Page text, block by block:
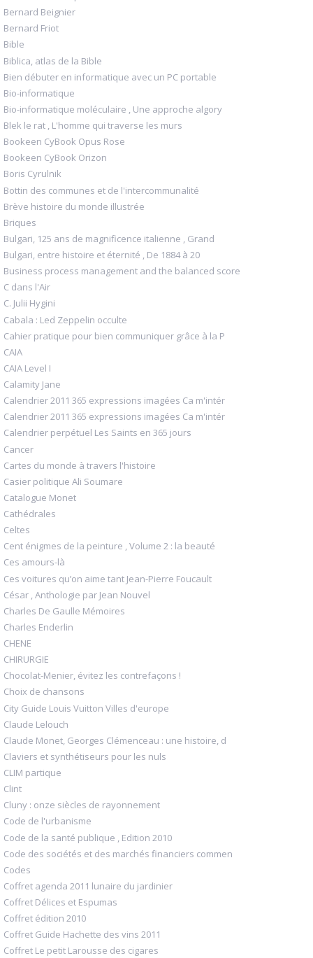
Bernard Beignier
Bernard Friot
Bible
Biblica, atlas de la Bible
Bien débuter en informatique avec un PC portable
Bio-informatique
Bio-informatique moléculaire , Une approche algory
Blek le rat , L'homme qui traverse les murs
Bookeen CyBook Opus Rose
Bookeen CyBook Orizon
Boris Cyrulnik
Bottin des communes et de l'intercommunalité
Brève histoire du monde illustrée
Briques
Bulgari, 125 ans de magnificence italienne , Grand
Bulgari, entre histoire et éternité , De 1884 à 20
Business process management and the balanced score
C dans l'Air
C. Julii Hygini
Cabala : Led Zeppelin occulte
Cahier pratique pour bien communiquer grâce à la P
CAIA
CAIA Level I
Calamity Jane
Calendrier 2011 365 expressions imagées Ca m'intér
Calendrier 2011 365 expressions imagées Ca m'intér
Calendrier perpétuel Les Saints en 365 jours
Cancer
Cartes du monde à travers l'histoire
Casier politique Ali Soumare
Catalogue Monet
Cathédrales
Celtes
Cent énigmes de la peinture , Volume 2 : la beauté
Ces amours-là
Ces voitures qu’on aime tant Jean-Pierre Foucault
César , Anthologie par Jean Nouvel
Charles De Gaulle Mémoires
Charles Enderlin
CHENE
CHIRURGIE
Chocolat-Menier, évitez les contrefaçons !
Choix de chansons
City Guide Louis Vuitton Villes d'europe
Claude Lelouch
Claude Monet, Georges Clémenceau : une histoire, d
Claviers et synthétiseurs pour les nuls
CLIM partique
Clint
Cluny : onze siècles de rayonnement
Code de l'urbanisme
Code de la santé publique , Edition 2010
Code des sociétés et des marchés financiers commen
Codes
Coffret agenda 2011 lunaire du jardinier
Coffret Délices et Espumas
Coffret édition 2010
Coffret Guide Hachette des vins 2011
Coffret Le petit Larousse des cigares